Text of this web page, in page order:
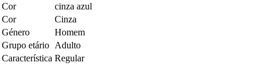
Cor
cinza azul
Cor
Cinza
Género
Homem
Grupo etário Adulto
Característica Regular